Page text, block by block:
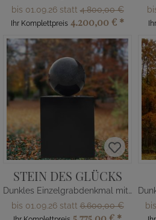
bis 01.09.26 statt4.800,00 €
Ihr Komplettpreis 4.200,00 € *
STEIN DES GLÜCKS
Dunkles Einzelgrabdenkmal mit Kugel
bis 01.09.26 statt6.600,00 €